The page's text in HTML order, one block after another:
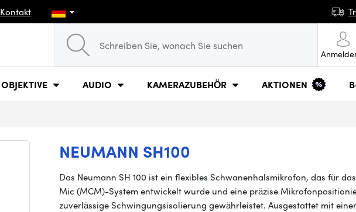
Kontakt
OBJEKTIVE AUDIO KAMERAZUBEHÖR AKTIONEN
NEUMANN SH100
Das Neumann SH 100 ist ein flexibles Schwanenhalsmikrofon, das für
Mic (MCM)-System entwickelt wurde und eine präzise
zuverlässige Schwingungsisolierung gewährleistet. Ausgestattet mit